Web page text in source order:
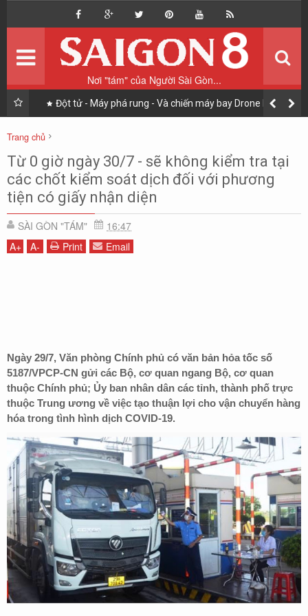
Nơi "tám" của Người Sài Gòn...
Đột tử - Máy phá rung - Và chiến máy bay Drone không
người lái (UAV)
Trang chủ
Người Sài Gòn
Tiêu điểm
Từ 0 giờ ngày 30/7 - sẽ không kiểm tra tại các chốt kiểm soát dịch đối với
phương tiện có giấy nhận diện
Từ 0 giờ ngày 30/7 - sẽ không kiểm tra tại
các chốt kiểm soát dịch đối với phương
tiện có giấy nhận diện
SÀI GÒN "TÁM"
16:47
A+ A- Print Email
Ngày 29/7, Văn phòng Chính phủ có văn bản hỏa tốc số
5187/VPCP-CN gửi các Bộ, cơ quan ngang Bộ, cơ quan
thuộc Chính phủ; Ủy ban nhân dân các tỉnh, thành phố trực
thuộc Trung ương về việc tạo thuận lợi cho vận chuyển hàng
hóa trong tình hình dịch COVID-19.
Trang chủ
Du lịch Vi vu
Ẩm thực Ăn & Uống
Sài Gòn Style
Nhịp sống Sài Gòn Tin tức
Tản mạn Blog